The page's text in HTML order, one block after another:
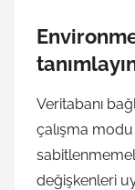
Veritabanı
çalışma
değişkenleri